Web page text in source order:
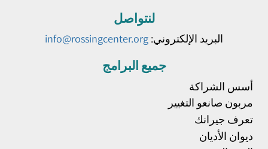
لنتواصل
البريد الإلكتروني: info@rossingcenter.org
جميع البرامج
أسس الشراكة
مربون صانعو التغيير
تعرف جيرانك
ديوان الأديان